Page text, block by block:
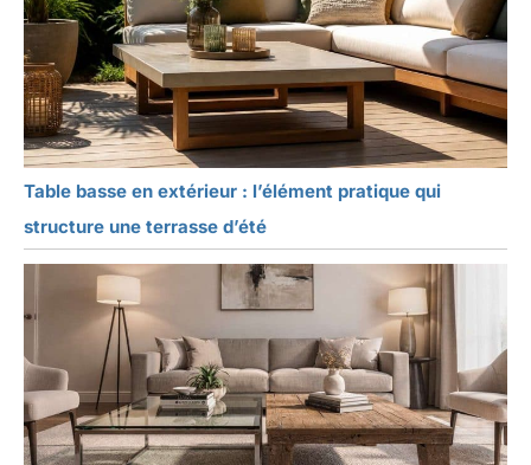
Table basse en extérieur : l’élément pratique qui
structure une terrasse d’été